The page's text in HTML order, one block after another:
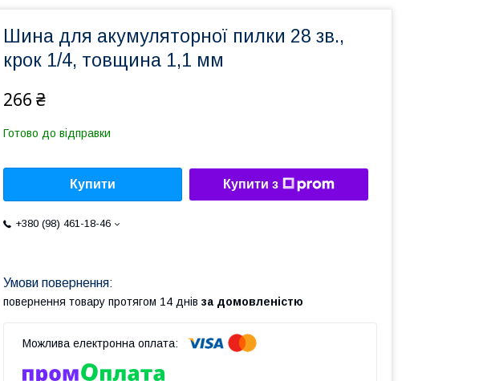
Шина для акумуляторної пилки 28 зв.,
крок 1/4, товщина 1,1 мм
266 ₴
Готово до відправки
Купити Купити з
+380 (98) 461-18-46
повернення товару протягом 14 днів за домовленістю